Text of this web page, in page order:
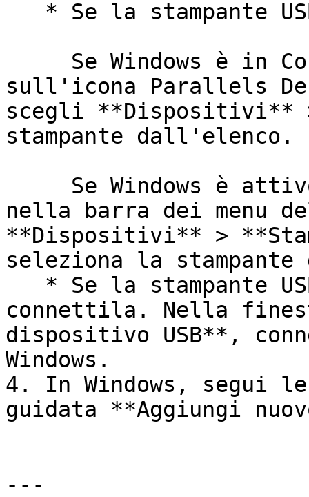
sull'icona Parallels
scegli **Dispositivi**
stampante dall'elenco.
nella barra dei menu
**Dispositivi** >
seleziona la
connettila. Nella
dispositivo USB**,
Windows.
4. In Windows, segui
guidata **Aggiungi
---